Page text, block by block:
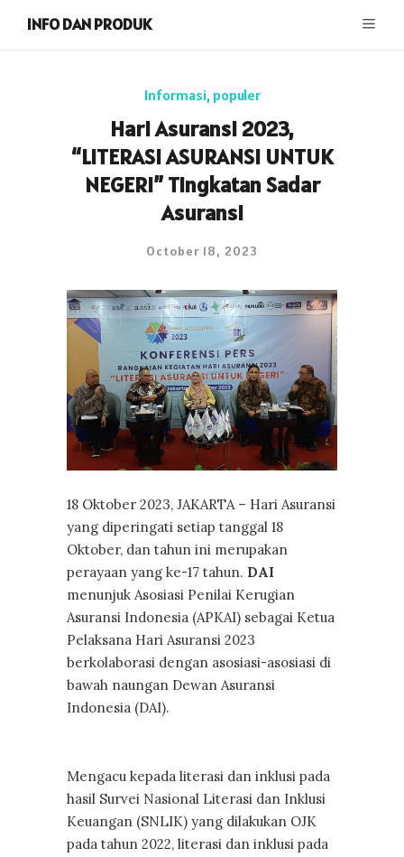
INFO DAN PRODUK
Informasi, populer
Hari Asuransi 2023,
“LITERASI ASURANSI UNTUK
NEGERI” Tingkatan Sadar
Asuransi
October 18, 2023
18 Oktober 2023, JAKARTA – Hari Asuransi
yang diperingati setiap tanggal 18
Oktober, dan tahun ini merupakan
perayaan yang ke-17 tahun. DAI
menunjuk Asosiasi Penilai Kerugian
Asuransi Indonesia (APKAI) sebagai Ketua
Pelaksana Hari Asuransi 2023
berkolaborasi dengan asosiasi-asosiasi di
bawah naungan Dewan Asuransi
Indonesia (DAI).
Mengacu kepada literasi dan inklusi pada
hasil Survei Nasional Literasi dan Inklusi
Keuangan (SNLIK) yang dilakukan OJK
pada tahun 2022, literasi dan inklusi pada